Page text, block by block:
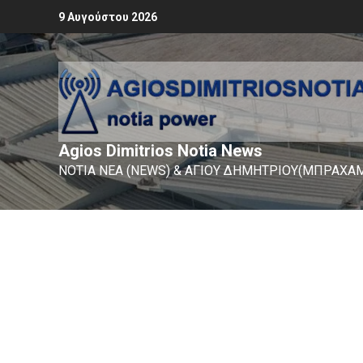
9 Αυγούστου 2026
Agios Dimitrios Notia News
ΝΟΤΙΑ ΝΕΑ (NEWS) & ΑΓΙΟΥ